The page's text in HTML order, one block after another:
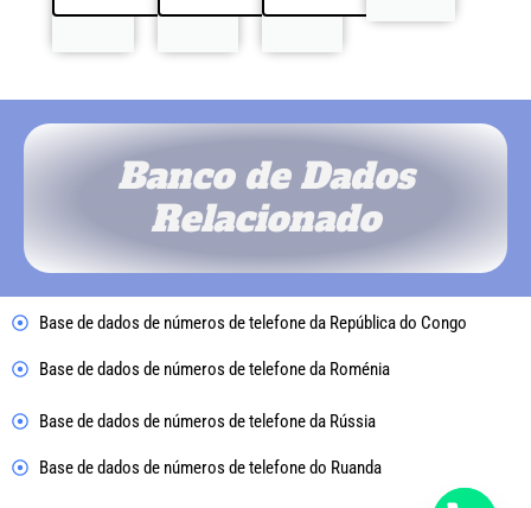
Banco de Dados
Relacionado
Base de dados de números de telefone da República do Congo
Base de dados de números de telefone da Roménia
Base de dados de números de telefone da Rússia
Base de dados de números de telefone do Ruanda